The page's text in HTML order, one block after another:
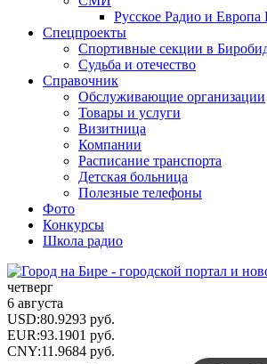
Русское Радио и
Спецпроекты
Спортивные секции в
Судьба и отечество
Справочник
Обслуживающие организации
Товары и услуги
Визитница
Компании
Расписание транспорта
Детская больница
Полезные телефоны
Фото
Конкурсы
Школа радио
четверг
6 августа
USD:80.9293 руб.
EUR:93.1901 руб.
CNY:11.9684 руб.